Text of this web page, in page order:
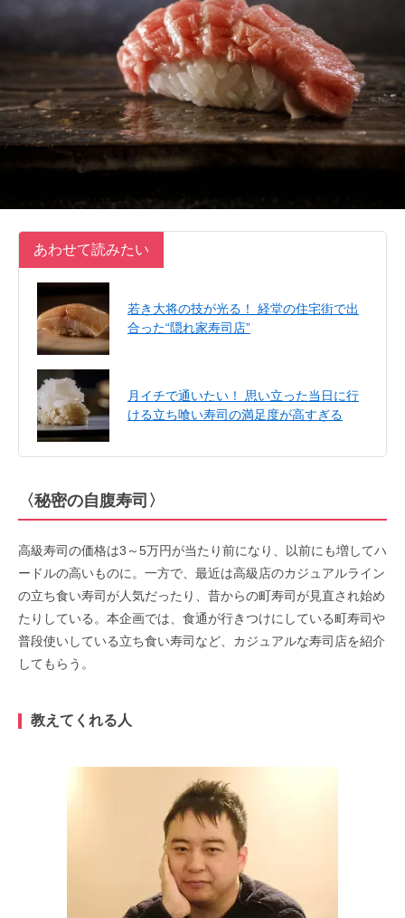
あわせて読みたい
若き大将の技が光る！ 経堂の住宅街で出
合った“隠れ家寿司店”
月イチで通いたい！ 思い立った当日に行
ける立ち喰い寿司の満足度が高すぎる
〈秘密の自腹寿司〉
高級寿司の価格は3～5万円が当たり前になり、以前にも増してハ
ードルの高いものに。一方で、最近は高級店のカジュアルライン
の立ち食い寿司が人気だったり、昔からの町寿司が見直され始め
たりしている。本企画では、食通が行きつけにしている町寿司や
普段使いしている立ち食い寿司など、カジュアルな寿司店を紹介
してもらう。
教えてくれる人